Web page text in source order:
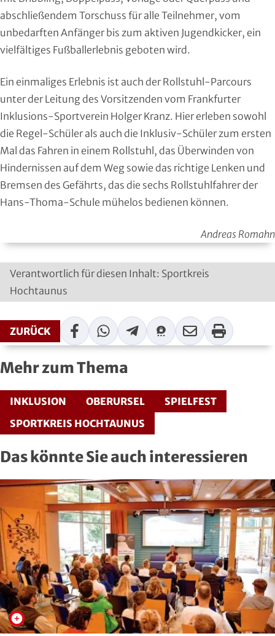
abschließendem Torschuss für alle Teilnehmer, vom
unbedarften Anfänger bis zum aktiven Jugendkicker, ein
vielfältiges Fußballerlebnis geboten wird.
Ein einmaliges Erlebnis ist auch der Rollstuhl-Parcours
unter der Leitung des Vorsitzenden vom Frankfurter
Inklusions-Sportverein Holger Kranz. Hier erleben sowohl
die Regel-Schüler als auch die Inklusiv-Schüler zum ersten
Mal das Fahren in einem Rollstuhl, das Überwinden von
Hindernissen auf dem Weg sowie das richtige Lenken und
Bremsen des Gefährts, das die sechs Rollstuhlfahrer der
Hans-Thoma-Schule mühelos bedienen können.
Andreas Romahn
Verantwortlich für diesen Inhalt: Sportkreis
Hochtaunus
ZURÜCK FacebookWhatsAppTelegramThreema
Mail Print
Mehr zum Thema
INKLUSION OBERURSEL
SPIELFEST
SPORTKREIS HOCHTAUNUS
Das könnte Sie auch interessieren
Roll- und Inline-Sport
Rudern
Rugby
Schach
Schießsport
Schwimmen
Segeln
Squash
Taekwondo
Tanzen
Volleyball